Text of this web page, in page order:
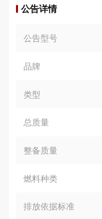
微信群智能客服
个性化私人定制
公告详情
公告型号
品牌
类型
总质量
整备质量
燃料种类
排放依据标准